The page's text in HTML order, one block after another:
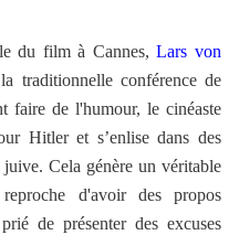
du film à Cannes,Lars von
traditionnelle conférence de
faire de l'humour, le cinéaste
Hitler et s’enlise dans des
Cela génère un véritable
d'avoir des propos
de présenter des excuses